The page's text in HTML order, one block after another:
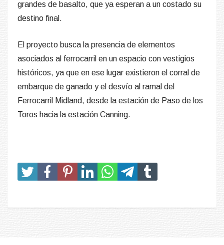
grandes de basalto, que ya esperan a un costado su
destino final.
El proyecto busca la presencia de elementos
asociados al ferrocarril en un espacio con vestigios
históricos, ya que en ese lugar existieron el corral de
embarque de ganado y el desvío al ramal del
Ferrocarril Midland, desde la estación de Paso de los
Toros hacia la estación Canning.